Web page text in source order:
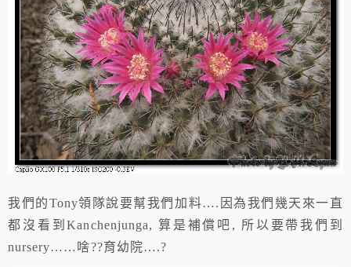
我們的Tony領隊說要幫我們加料….因為我們幾天來一直
都沒看到Kanchenjunga, 算是補償吧, 所以要帶我們到
nursery……啥??育幼院….?